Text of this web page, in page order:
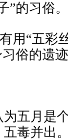
”的习俗。
“五彩
俗的遗
五月是
毒并出